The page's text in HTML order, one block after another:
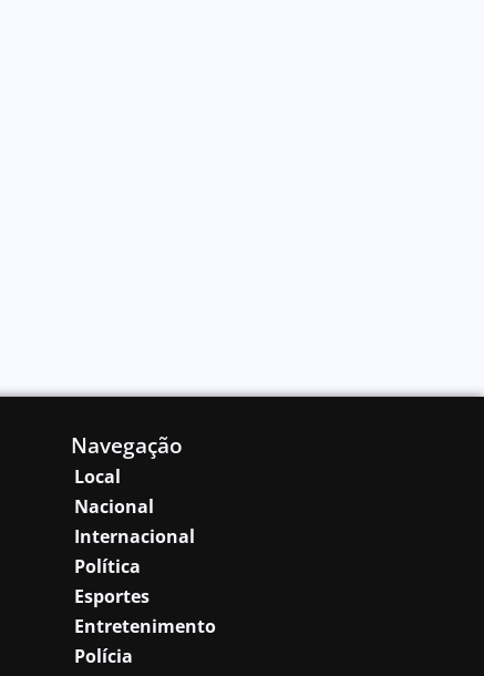
Navegação
Local
Nacional
Internacional
Política
Esportes
Entretenimento
Polícia